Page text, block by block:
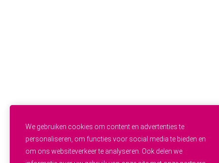
We gebruiken cookies om content en advertenties te
personaliseren, om functies voor social media te bieden en
om ons websiteverkeer te analyseren. Ook delen we
Helpende Plus
Zij-instroom
Professionals